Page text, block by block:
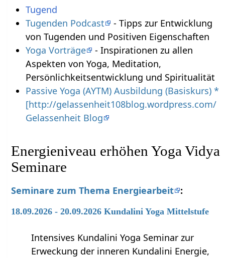
Tugend
Tugenden Podcast
- Tipps zur Entwicklung
von Tugenden und Positiven Eigenschaften
Yoga Vorträge
- Inspirationen zu allen
Aspekten von Yoga, Meditation,
Persönlichkeitsentwicklung und Spiritualität
Passive Yoga (AYTM) Ausbildung (Basiskurs) *
[http://gelassenheit108blog.wordpress.com/
Gelassenheit Blog
Energieniveau erhöhen Yoga Vidya
Seminare
Seminare zum Thema Energiearbeit :
18.09.2026 - 20.09.2026 Kundalini Yoga Mittelstufe
Intensives Kundalini Yoga Seminar zur
Erweckung der inneren Kundalini Energie,